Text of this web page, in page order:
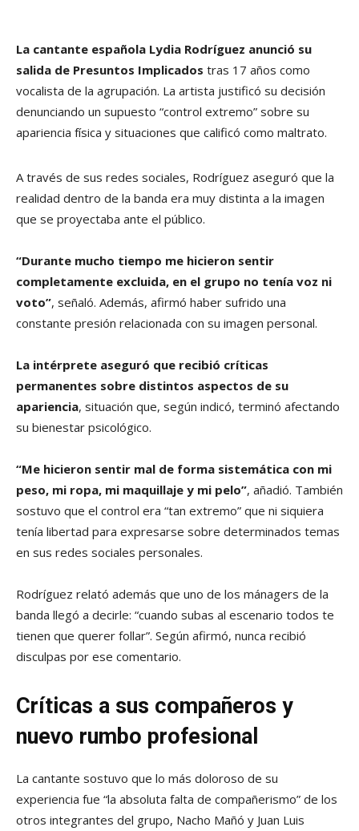
La cantante española Lydia Rodríguez anunció su
salida de Presuntos Implicados tras 17 años como
vocalista de la agrupación. La artista justificó su decisión
denunciando un supuesto “control extremo” sobre su
apariencia física y situaciones que calificó como maltrato.
A través de sus redes sociales, Rodríguez aseguró que la
realidad dentro de la banda era muy distinta a la imagen
que se proyectaba ante el público.
“Durante mucho tiempo me hicieron sentir
completamente excluida, en el grupo no tenía voz ni
voto”, señaló. Además, afirmó haber sufrido una
constante presión relacionada con su imagen personal.
La intérprete aseguró que recibió críticas
permanentes sobre distintos aspectos de su
apariencia, situación que, según indicó, terminó afectando
su bienestar psicológico.
“Me hicieron sentir mal de forma sistemática con mi
peso, mi ropa, mi maquillaje y mi pelo”, añadió. También
sostuvo que el control era “tan extremo” que ni siquiera
tenía libertad para expresarse sobre determinados temas
en sus redes sociales personales.
Rodríguez relató además que uno de los mánagers de la
banda llegó a decirle: “cuando subas al escenario todos te
tienen que querer follar”. Según afirmó, nunca recibió
disculpas por ese comentario.
Críticas a sus compañeros y
nuevo rumbo profesional
La cantante sostuvo que lo más doloroso de su
experiencia fue “la absoluta falta de compañerismo” de los
otros integrantes del grupo, Nacho Mañó y Juan Luis